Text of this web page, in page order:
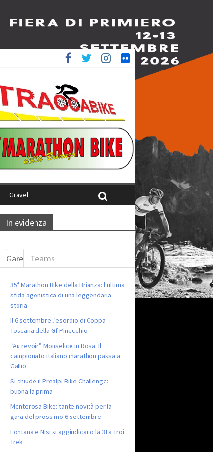
Gravel
In evidenza
Gare Teams
35ª Marathon Bike della Brianza: l’ultima
sfida agonistica di una leggendaria
storia
Il 6 settembre l’esordio di Coppa
Toscana della Gf Pinocchio
“Au revoir” Monselice in Rosa. Il
campionato italiano marathon passa a
Gallio
Si chiude il Prealpi Bike Challenge:
buona la prima
Monterosa Bike: tante novità per la
gara del prossimo 6 settembre
Fontana e Nisi si aggiudicano la 31a Troi
Trek